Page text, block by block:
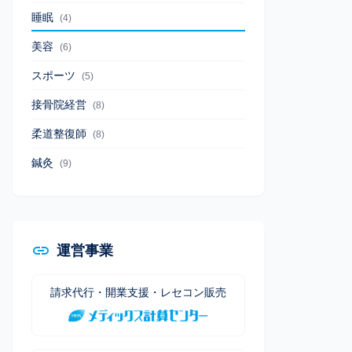
睡眠 (4)
美容 (6)
スポーツ (5)
接骨院経営 (8)
柔道整復師 (8)
鍼灸 (9)
運営事業
請求代行・開業支援・レセコン販売